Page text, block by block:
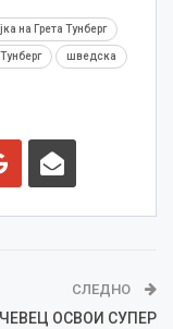
на Грета Тунберг
шведска
СЛЕДНО
ОСВОИ СУПЕР